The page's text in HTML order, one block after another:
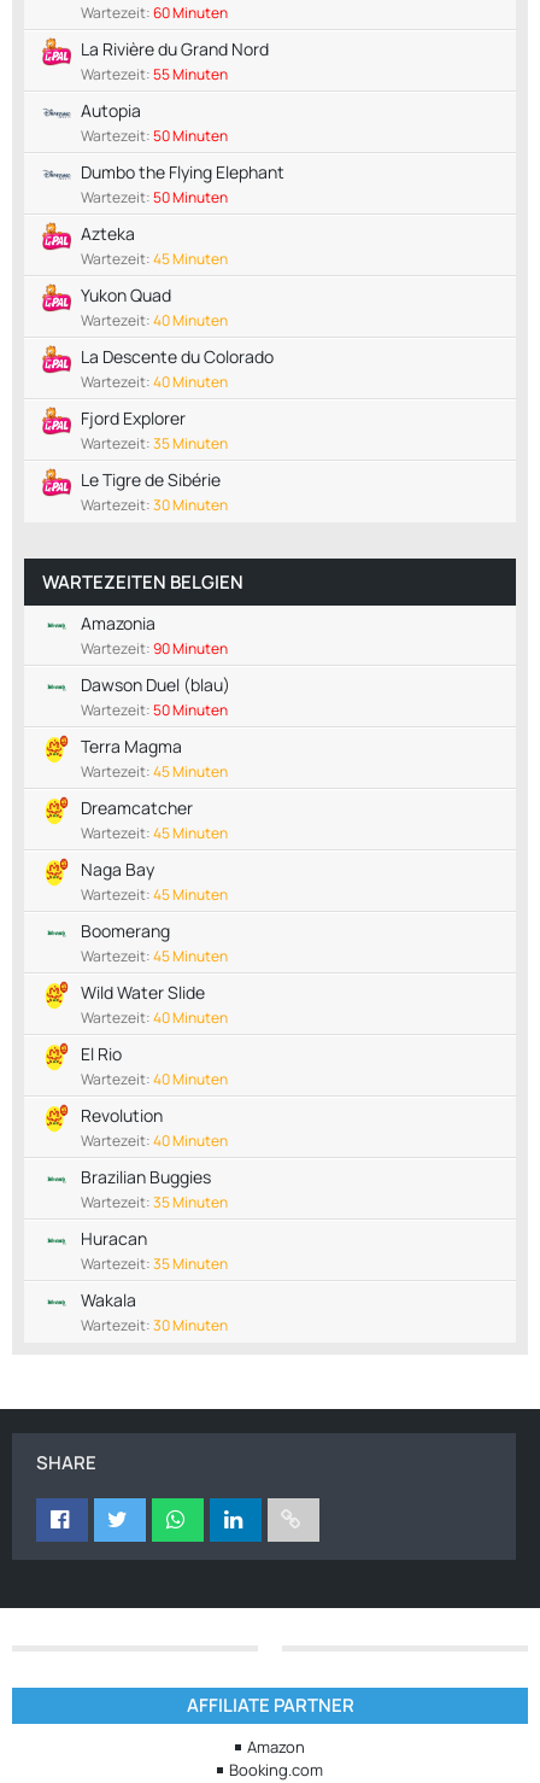
Wartezeit:60 Minuten
La Rivière du Grand Nord
Wartezeit:55 Minuten
Autopia
Wartezeit:50 Minuten
Dumbo the Flying Elephant
Wartezeit:50 Minuten
Azteka
Wartezeit:45 Minuten
Yukon Quad
Wartezeit:40 Minuten
La Descente du Colorado
Wartezeit:40 Minuten
Fjord Explorer
Wartezeit:35 Minuten
Le Tigre de Sibérie
Wartezeit:30 Minuten
WARTEZEITEN BELGIEN
Amazonia
Wartezeit:90 Minuten
Dawson Duel (blau)
Wartezeit:50 Minuten
Terra Magma
Wartezeit:45 Minuten
Dreamcatcher
Wartezeit:45 Minuten
Naga Bay
Wartezeit:45 Minuten
Boomerang
Wartezeit:45 Minuten
Wild Water Slide
Wartezeit:40 Minuten
El Rio
Wartezeit:40 Minuten
Revolution
Wartezeit:40 Minuten
Brazilian Buggies
Wartezeit:35 Minuten
Huracan
Wartezeit:35 Minuten
Wakala
Wartezeit:30 Minuten
SHARE
AFFILIATE PARTNER
Amazon
Booking.com